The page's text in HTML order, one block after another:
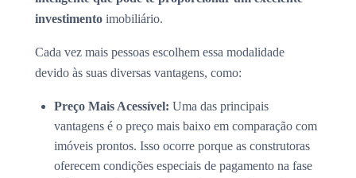
investimento imobiliário.
Cada vez mais pessoas escolhem essa modalidade
devido às suas diversas vantagens, como:
Preço Mais Acessível: Uma das principais
vantagens é o preço mais baixo em comparação com
imóveis prontos. Isso ocorre porque as construtoras
oferecem condições especiais de pagamento na fase